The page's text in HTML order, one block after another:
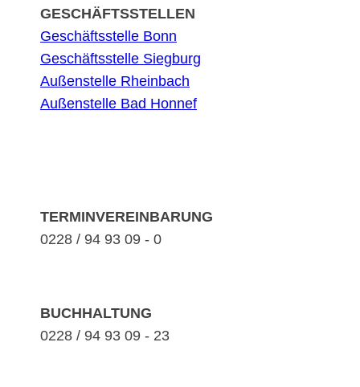
GESCHÄFTSSTELLEN
Geschäftsstelle Bonn
Geschäftsstelle Siegburg
Außenstelle Rheinbach
Außenstelle Bad Honnef
TERMINVEREINBARUNG
0228 / 94 93 09 - 0
BUCHHALTUNG
0228 / 94 93 09 - 23